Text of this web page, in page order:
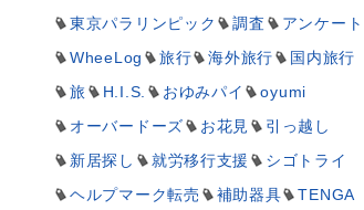
東京パラリンピック
調査
アンケート
WheeLog
旅行 海外旅行
国内旅行
旅
H.I.S. おゆみパイ
oyumi
オーバードーズ
お花見
引っ越し
新居探し
就労移行支援
シゴトライ
ヘルプマーク転売
補助器具
TENGA